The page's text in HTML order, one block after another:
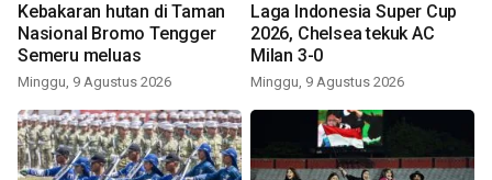
Kebakaran hutan di Taman
Nasional Bromo Tengger
Semeru meluas
Minggu, 9 Agustus 2026
Laga Indonesia Super Cup
2026, Chelsea tekuk AC
Milan 3-0
Minggu, 9 Agustus 2026